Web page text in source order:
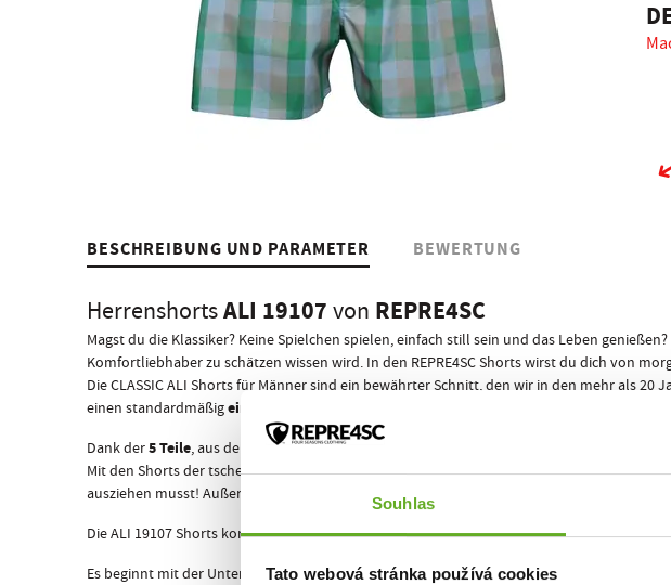
Souhlas
Tato webová stránka používá cookies
BESCHREIBUNG UND PARAMETER BEWERTUNG
HerrenshortsALI 19107 von REPRE4SC
Magst du die Klassiker? Keine Spielchen spielen, einfach still sein und das Leben
Komfortliebhaber zu schätzen wissen wird. In den REPRE4SC Shorts wirst du dich von
Die CLASSIC ALI Shorts für Männer sind ein bewährter Schnitt, den wir in den mehr als 20
einen standardmäßigeingenähten Gummibund
Dank der5 Teile, aus denen sie bestehen, werden sie nie wieder durchgeschnitten!
Mit den Shorts der tschechischen Marke REPRE4SC ist dir der Erfolg garantiert! Keine
ausziehen musst! Außerdem bietet keine andere Shorts für Männer mehr Komfort
Die ALI 19107 Shorts kommen, wie alle anderen REPRE4SC Shorts für Männer, in einem
Es beginnt mit der Unterwäsche!